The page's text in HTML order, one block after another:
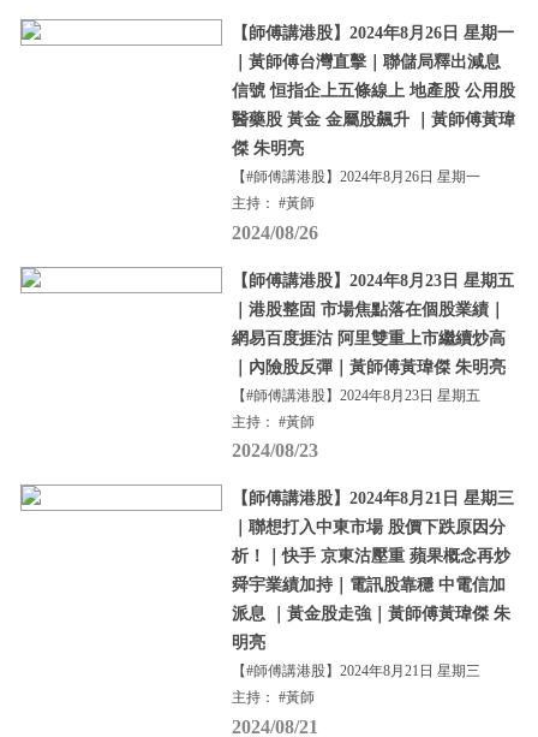
【師傅講港股】2024年8月26日 星期一
｜黃師傅台灣直擊｜聯儲局釋出減息
信號 恒指企上五條線上 地產股 公用股
醫藥股 黃金 金屬股飆升 ｜黃師傅黃瑋
傑 朱明亮
【#師傅講港股】2024年8月26日 星期一
主持： #黃師
2024/08/26
【師傅講港股】2024年8月23日 星期五
｜港股整固 市場焦點落在個股業績｜
網易百度捱沽 阿里雙重上市繼續炒高
｜內險股反彈｜黃師傅黃瑋傑 朱明亮
【#師傅講港股】2024年8月23日 星期五
主持： #黃師
2024/08/23
【師傅講港股】2024年8月21日 星期三
｜聯想打入中東市場 股價下跌原因分
析！｜快手 京東沽壓重 蘋果概念再炒
舜宇業績加持｜電訊股靠穩 中電信加
派息 ｜黃金股走強｜黃師傅黃瑋傑 朱
明亮
【#師傅講港股】2024年8月21日 星期三
主持： #黃師
2024/08/21